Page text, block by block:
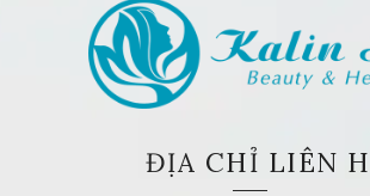
ĐỊA CHỈ LIÊN